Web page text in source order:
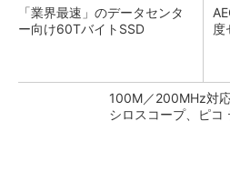
「業界最速」のデータセンタ
ー向け60TバイトSSD
度
100M／200MHz対
シロスコープ、ピコ